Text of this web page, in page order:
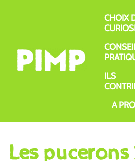
CHOIX
ILS
A
Les pucerons